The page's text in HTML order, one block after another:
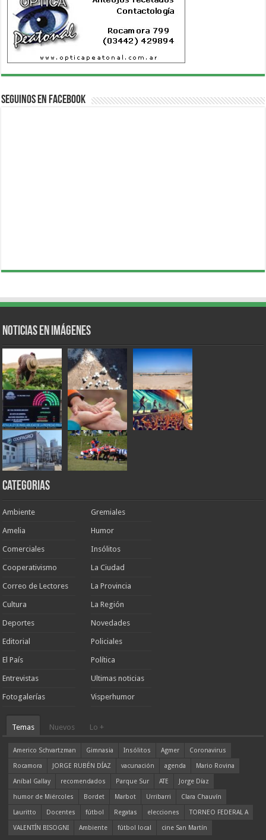
Seguinos en Facebook
Noticias en Imágenes
Categorias
Ambiente
Amelia
Comerciales
Cooperativismo
Correo de Lectores
Cultura
Deportes
Editorial
El País
Entrevistas
Fotogalerías
Gremiales
Humor
Insólitos
La Ciudad
La Provincia
La Región
Novedades
Policiales
Política
Ultimas noticias
Visperhumor
Temas Nuevos Lo +
Americo Schvartzman Gimnasia Insólitos Agmer
Coronavirus
Rocamora
JORGE RUBÉN DÍAZ vacunación agenda
Mario Rovina
Aníbal Gallay
recomendados Parque Sur ATE
Jorge Díaz
humor de Miércoles
Bordet Marbot Urribarri
Clara Chauvín
Lauritto
Docentes fútbol Regatas elecciones
TORNEO FEDERAL A
VALENTÍN BISOGNI
Ambiente fútbol local cine San Martín